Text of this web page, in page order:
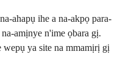
ahapụ ihe a na-akpọ para-
amịnye n'ime ọbara gị.
ya site na mmamịrị gị